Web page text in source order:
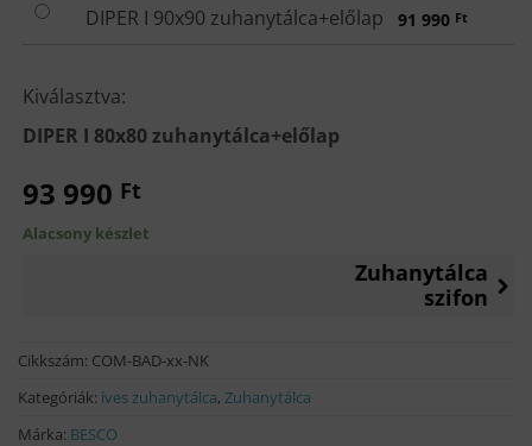
DIPER I 90x90 zuhanytálca+előlap 91 990 Ft
Kiválasztva:
DIPER I 80x80 zuhanytálca+előlap
93 990 Ft
Alacsony készlet
Zuhanytálca
szifon
Cikkszám: COM-BAD-xx-NK
Kategóriák: íves zuhanytálca, Zuhanytálca
Márka: BESCO